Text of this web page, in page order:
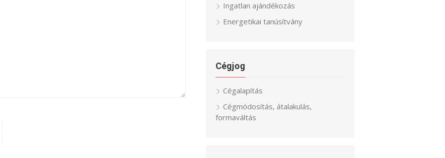
Ingatlan ajándékozás
Energetikai tanúsítvány
Cégjog
Cégalapítás
Cégmódosítás, átalakulás,
formaváltás